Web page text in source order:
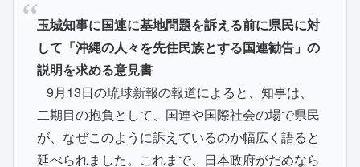
玉城知事に国連に基地問題を訴える前に県民に対
して「沖縄の人々を先住民族とする国連勧告」の
説明を求める意見書
9月13日の琉球新報の報道によると、知事は、
二期目の抱負として、国連や国際社会の場で県民
が、なぜこのように訴えているのか幅広く語ると
延べられました。これまで、日本政府がだめなら